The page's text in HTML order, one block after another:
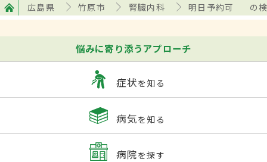
広島県 竹原市 腎臓内科 明日予約可 の
悩みに寄り添うアプローチ
症状を知る
病気を知る
病院を探す